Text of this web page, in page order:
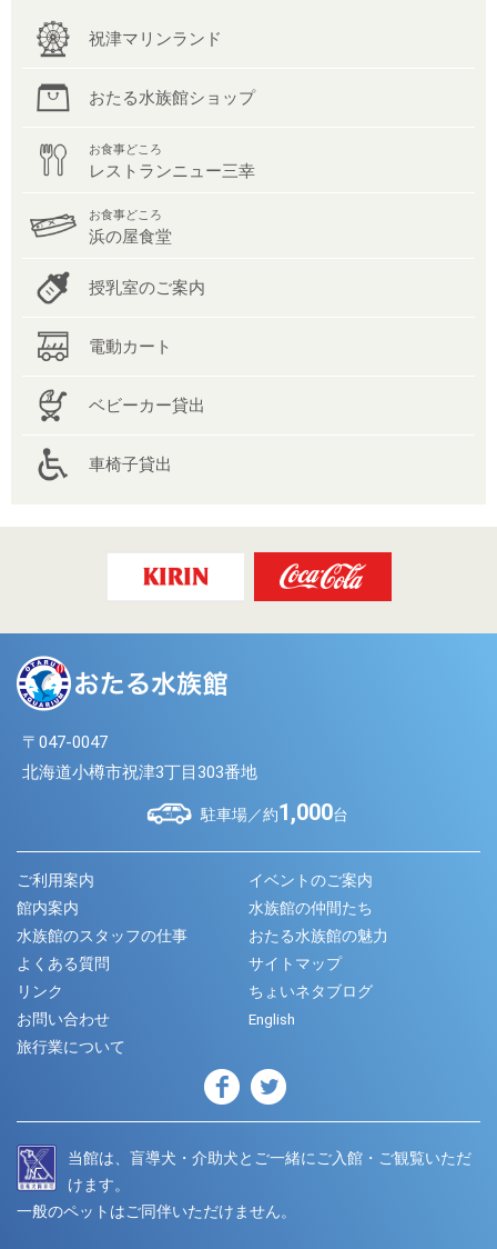
祝津マリンランド
おたる水族館ショップ
お食事どころ
レストランニュー三幸
お食事どころ
浜の屋食堂
授乳室のご案内
電動カート
ベビーカー貸出
車椅子貸出
〒047-0047
北海道小樽市祝津3丁目303番地
駐車場／約1,000台
ご利用案内
イベントのご案内
館内案内
水族館の仲間たち
水族館のスタッフの仕事
おたる水族館の魅力
よくある質問
サイトマップ
リンク
ちょいネタブログ
お問い合わせ
English
旅行業について
当館は、盲導犬・介助犬とご一緒にご入館・ご観覧いただ
けます。
一般のペットはご同伴いただけません。